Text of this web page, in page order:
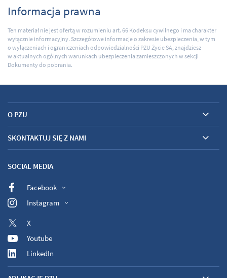
Informacja prawna
Ten materiał nie jest ofertą w rozumieniu art. 66 Kodeksu cywilnego i ma charakter
wyłącznie informacyjny. Szczegółowe informacje o zakresie ubezpieczenia, w tym
o wyłączeniach i ograniczeniach odpowiedzialności PZU Życie SA, znajdziesz
w aktualnych ogólnych warunkach ubezpieczenia zamieszczonych w sekcji
Dokumenty do pobrania.
O PZU
SKONTAKTUJ SIĘ Z NAMI
SOCIAL MEDIA
Facebook
Instagram
X
Youtube
LinkedIn